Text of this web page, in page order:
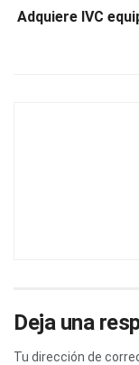
Adquiere IVC
Deja una
Tu dirección de